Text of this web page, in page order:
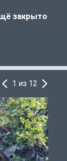
закрыто
1 из 12